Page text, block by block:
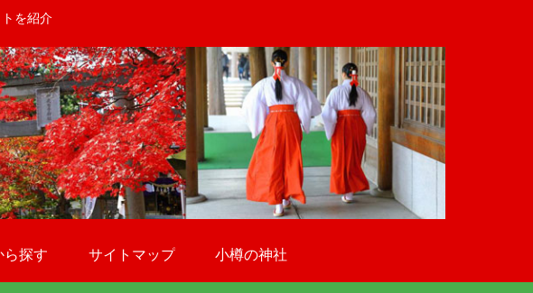
を紹介
ら探す サイトマップ 小樽の神社